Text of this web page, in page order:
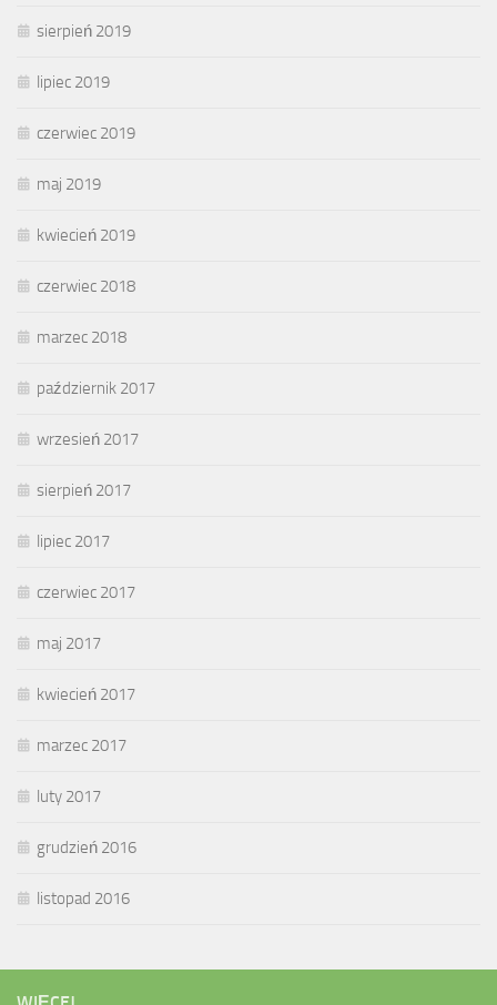
sierpień 2019
lipiec 2019
czerwiec 2019
maj 2019
kwiecień 2019
czerwiec 2018
marzec 2018
październik 2017
wrzesień 2017
sierpień 2017
lipiec 2017
czerwiec 2017
maj 2017
kwiecień 2017
marzec 2017
luty 2017
grudzień 2016
listopad 2016